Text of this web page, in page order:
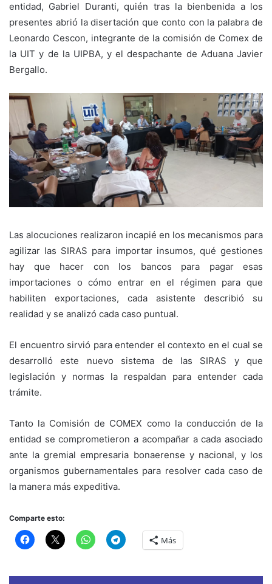
entidad, Gabriel Duranti, quién tras la bienbenida a los
presentes abrió la disertación que conto con la palabra de
Leonardo Cescon, integrante de la comisión de Comex de
la UIT y de la UIPBA, y el despachante de Aduana Javier
Bergallo.
Las alocuciones realizaron incapié en los mecanismos para
agilizar las SIRAS para importar insumos, qué gestiones
hay que hacer con los bancos para pagar esas
importaciones o cómo entrar en el régimen para que
habiliten exportaciones, cada asistente describió su
realidad y se analizó cada caso puntual.
El encuentro sirvió para entender el contexto en el cual se
desarrolló este nuevo sistema de las SIRAS y que
legislación y normas la respaldan para entender cada
trámite.
Tanto la Comisión de COMEX como la conducción de la
entidad se comprometieron a acompañar a cada asociado
ante la gremial empresaria bonaerense y nacional, y los
organismos gubernamentales para resolver cada caso de
la manera más expeditiva.
Comparte esto:
Más